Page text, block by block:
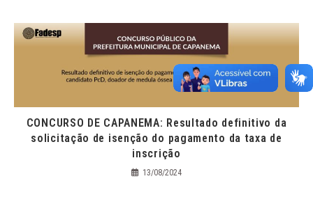
CONCURSO DE CAPANEMA: Resultado definitivo da
solicitação de isenção do pagamento da taxa de
inscrição
13/08/2024